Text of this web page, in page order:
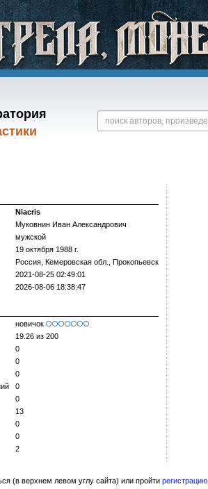
Niacris
Муковнин Иван Александрович
мужской
19 октября 1988 г.
Россия, Кемеровская обл., Прокопьевск
2021-08-25 02:49:01
2026-08-06 18:38:47
новичок
19.26 из 200
0
0
0
0
0
13
0
0
2
(в верхнем левом углу сайта) или пройти регистрацию